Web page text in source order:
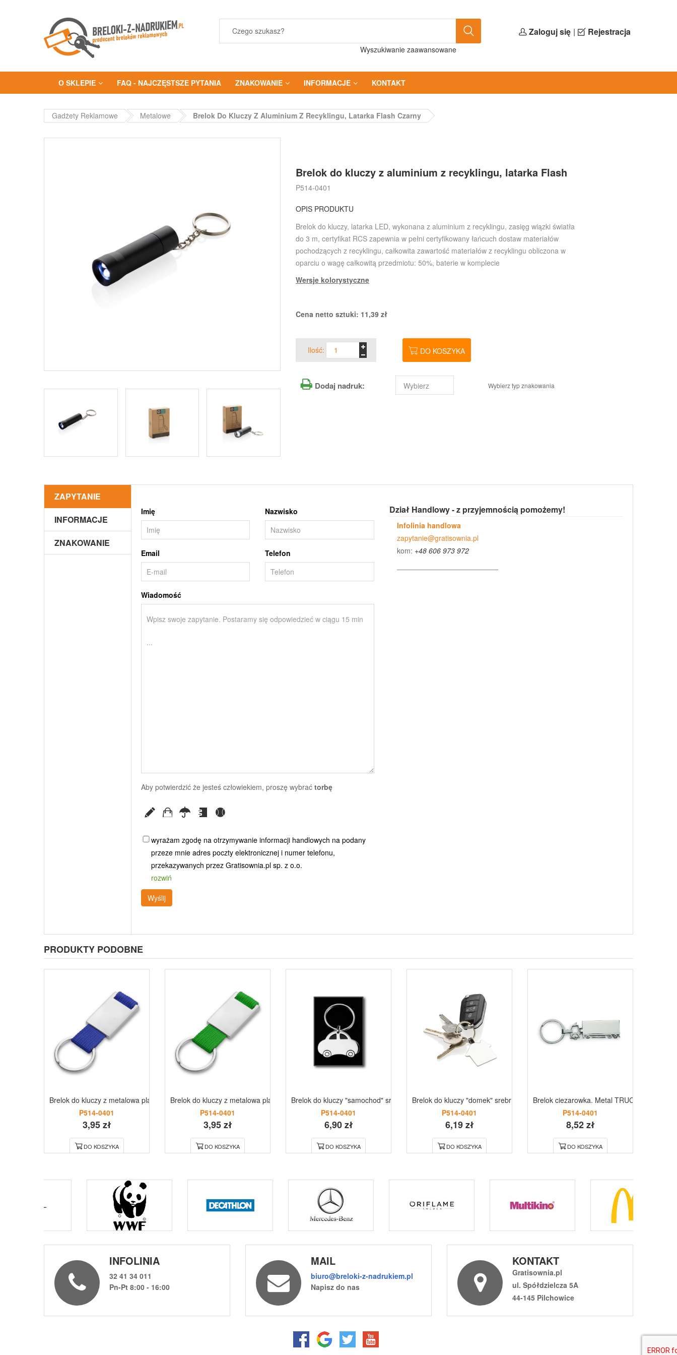
Wyszukiwanie zaawansowane
Zaloguj się | Rejestracja
O SKLEPIE FAQ - NAJCZĘSTSZE PYTANIA ZNAKOWANIE INFORMACJE KONTAKT
Gadżety Reklamowe Metalowe Brelok Do Kluczy Z Aluminium Z Recyklingu, Latarka Flash Czarny
Brelok do kluczy z aluminium z recyklingu, latarka Flash
P514-0401
OPIS PRODUKTU
Brelok do kluczy, latarka LED, wykonana z aluminium z recyklingu, zasięg wiązki światła
do 3 m, certyfikat RCS zapewnia w pełni certyfikowany łańcuch dostaw materiałów
pochodzących z recyklingu, całkowita zawartość materiałów z recyklingu obliczona w
oparciu o wagę całkowitą przedmiotu: 50%, baterie w komplecie
Wersje kolorystyczne
Cena netto sztuki: 11,39 zł
Ilość: DO KOSZYKA
Dodaj nadruk: Wybierz typ znakowania
ZAPYTANIE
INFORMACJE
ZNAKOWANIE
Imię Nazwisko
Email Telefon
Wiadomość
Aby potwierdzić że jesteś człowiekiem, proszę wybrać torbę
wyrażam zgodę na otrzymywanie informacji handlowych na podany
przeze mnie adres poczty elektronicznej i numer telefonu,
przekazywanych przez Gratisownia.pl sp. z o.o.
rozwiń
Wyślij
Dział Handlowy - z przyjemnością pomożemy!
Infolinia handlowa
zapytanie@gratisownia.pl
kom: +48 606 973 972
PRODUKTY PODOBNE
Brelok do kluczy z metalowa plakietka | Preston
P514-0401
3,95 zł
DO KOSZYKA
Brelok do kluczy z metalowa plakietka | Preston
P514-0401
3,95 zł
DO KOSZYKA
Brelok do kluczy "samochod" srebrny
P514-0401
6,90 zł
DO KOSZYKA
Brelok do kluczy "domek" srebrny
P514-0401
6,19 zł
DO KOSZYKA
Brelok ciezarowka. Metal TRUCKY
P514-0401
8,52 zł
DO KOSZYKA
INFOLINIA
32 41 34 011
Pn-Pt 8:00 - 16:00
MAIL
biuro@breloki-z-nadrukiem.pl
Napisz do nas
KONTAKT
Gratisownia.pl
ul. Spółdzielcza 5A
44-145 Pilchowice